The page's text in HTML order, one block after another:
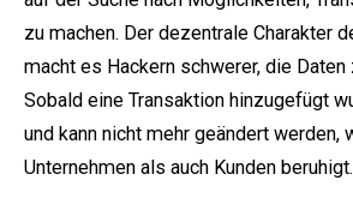
zu machen. Der dezentrale Charakter
macht es Hackern schwerer, die Daten
Sobald eine Transaktion hinzugefügt
und kann nicht mehr geändert werden,
Unternehmen als auch Kunden beruhigt.